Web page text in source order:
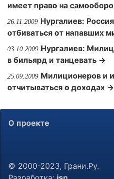
имеет право на
26.11.2009 Нургалиев:
отбиваться от напавших
03.10.2009 Нургалиев:
в бильярд и танцевать →
25.09.2009 Милиционеров и
отчитываться о доходах →
О проекте
© 2000-2023, Грани.Ру.